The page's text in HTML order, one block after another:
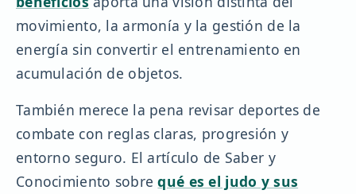
movimiento, la armonía y la gestión de la
energía sin convertir el entrenamiento en
acumulación de objetos.
También merece la pena revisar deportes de
combate con reglas claras, progresión y
entorno seguro. El artículo de Saber y
Conocimiento sobrequé es el judo y sus